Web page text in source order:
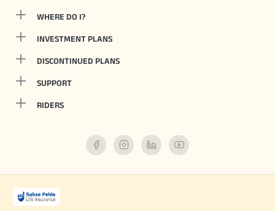
WHERE DO I?
INVESTMENT PLANS
DISCONTINUED PLANS
SUPPORT
RIDERS